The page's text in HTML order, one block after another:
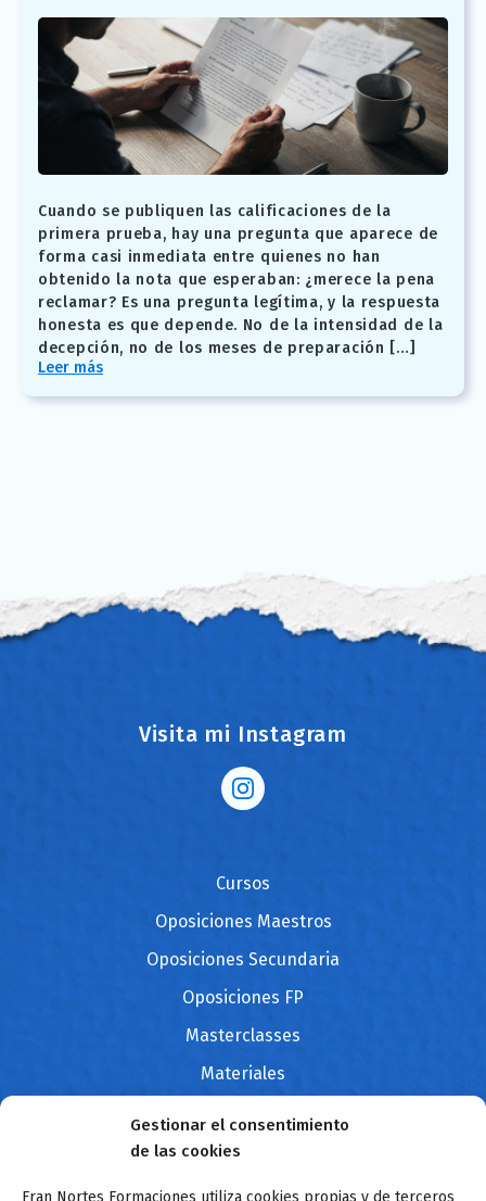
Gestionar el consentimiento
de las cookies
Fran Nortes Formaciones utiliza cookies propias y de terceros
Cuando se publiquen las calificaciones de la
primera prueba, hay una pregunta que aparece de
forma casi inmediata entre quienes no han
obtenido la nota que esperaban: ¿merece la pena
reclamar? Es una pregunta legítima, y la respuesta
honesta es que depende. No de la intensidad de la
decepción, no de los meses de preparación […]
Leer más
Visita mi Instagram
Cursos
Oposiciones Maestros
Oposiciones Secundaria
Oposiciones FP
Masterclasses
Materiales
Contacto